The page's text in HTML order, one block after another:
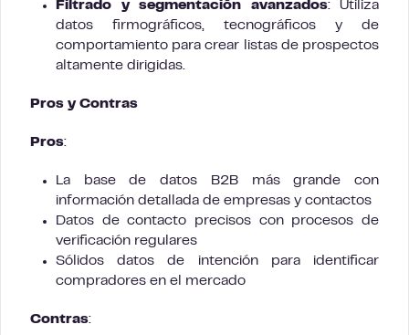
Filtrado y segmentación avanzados: Utiliza
datos firmográficos, tecnográficos y de
comportamiento para crear listas de prospectos
altamente dirigidas.
Pros y Contras
Pros:
La base de datos B2B más grande con
información detallada de empresas y contactos
Datos de contacto precisos con procesos de
verificación regulares
Sólidos datos de intención para identificar
compradores en el mercado
Contras: